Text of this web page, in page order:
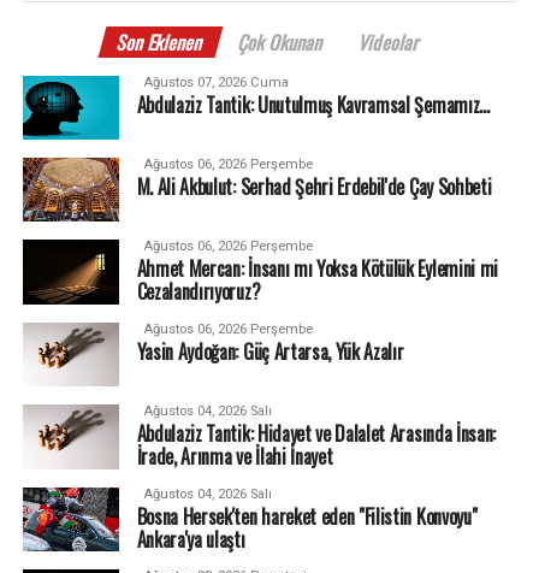
Son Eklenen Çok Okunan Videolar
Ağustos 07, 2026 Cuma
Abdulaziz Tantik: Unutulmuş Kavramsal Şemamız…
Ağustos 06, 2026 Perşembe
M. Ali Akbulut: Serhad Şehri Erdebil'de Çay Sohbeti
Ağustos 06, 2026 Perşembe
Ahmet Mercan: İnsanı mı Yoksa Kötülük Eylemini mi
Cezalandırıyoruz?
Ağustos 06, 2026 Perşembe
Yasin Aydoğan: Güç Artarsa, Yük Azalır
Ağustos 04, 2026 Salı
Abdulaziz Tantik: Hidayet ve Dalalet Arasında İnsan:
İrade, Arınma ve İlahi İnayet
Ağustos 04, 2026 Salı
Bosna Hersek'ten hareket eden "Filistin Konvoyu"
Ankara'ya ulaştı